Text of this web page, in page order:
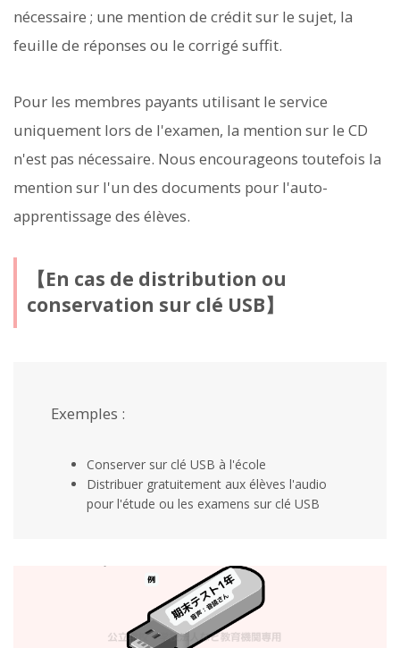
nécessaire ; une mention de crédit sur le sujet, la
feuille de réponses ou le corrigé suffit.
Pour les membres payants utilisant le service
uniquement lors de l'examen, la mention sur le CD
n'est pas nécessaire. Nous encourageons toutefois la
mention sur l'un des documents pour l'auto-
apprentissage des élèves.
【En cas de distribution ou
conservation sur clé USB】
Exemples :
Conserver sur clé USB à l'école
Distribuer gratuitement aux élèves l'audio
pour l'étude ou les examens sur clé USB